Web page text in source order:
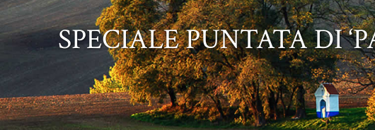
SPECIALE PUNTATA DI